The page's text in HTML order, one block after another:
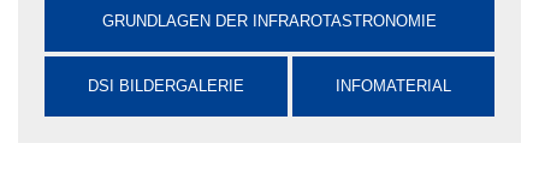
GRUNDLAGEN DER INFRAROTASTRONOMIE
DSI BILDERGALERIE INFOMATERIAL